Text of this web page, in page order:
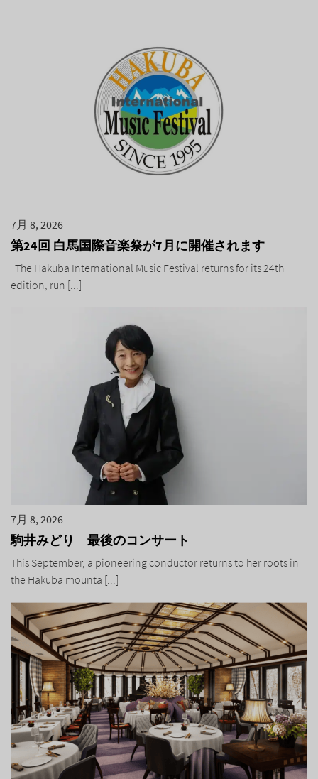
7月 8, 2026
第24回 白馬国際音楽祭が7月に開催されます
The Hakuba International Music Festival returns for its 24th
edition, run [...]
7月 8, 2026
駒井みどり 最後のコンサート
This September, a pioneering conductor returns to her roots in
the Hakuba mounta [...]